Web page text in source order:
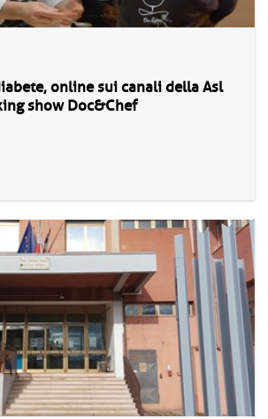
online sui canali della Asl
show Doc&Chef